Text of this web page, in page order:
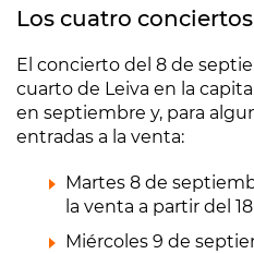
Los cuatro
El concierto del 8 de
cuarto de Leiva en la
en septiembre y, para
entradas a la venta:
Martes 8 de
la venta a partir del
Miércoles 9 de